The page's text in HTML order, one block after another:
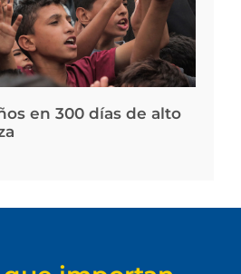
en 300 días de alto